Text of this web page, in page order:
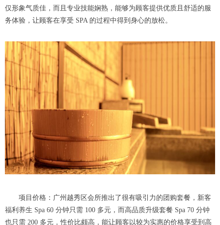
仅形象气质佳，而且专业技能娴熟，能够为顾客提供优质且舒适的服
务体验，让顾客在享受 SPA 的过程中得到身心的放松。
项目价格：广州越秀区会所推出了很有吸引力的团购套餐，新客
福利养生 Spa 60 分钟只需 100 多元，而高品质升级套餐 Spa 70 分钟
也只需 200 多元，性价比颇高，能让顾客以较为实惠的价格享受到高